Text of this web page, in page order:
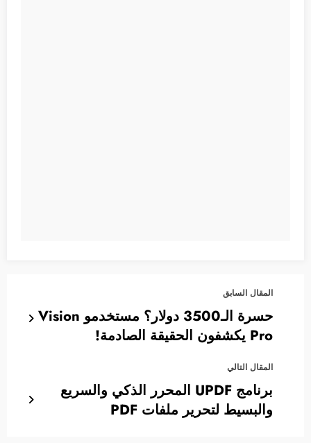
المقال السابق
حسرة الـ3500 دولار؟ مستخدمو Vision
Pro يكشفون الحقيقة الصادمة!
المقال التالي
برنامج UPDF المحرر الذكي والسريع
والبسيط لتحرير ملفات PDF